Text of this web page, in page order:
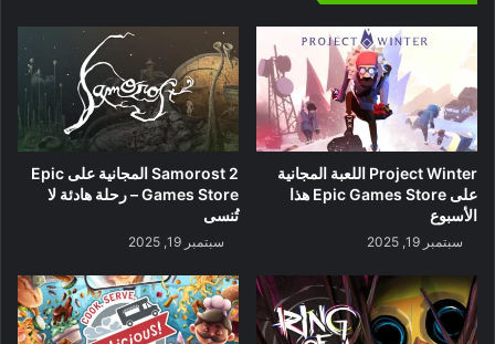
Project Winter اللعبة المجانية
على Epic Games Store هذا
الأسبوع
سبتمبر 19, 2025
Samorost 2 المجانية على Epic
Games Store – رحلة هادئة لا
تُنسى
سبتمبر 19, 2025